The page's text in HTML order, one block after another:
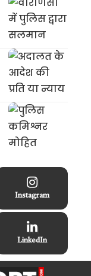
Instagram
LinkedIn